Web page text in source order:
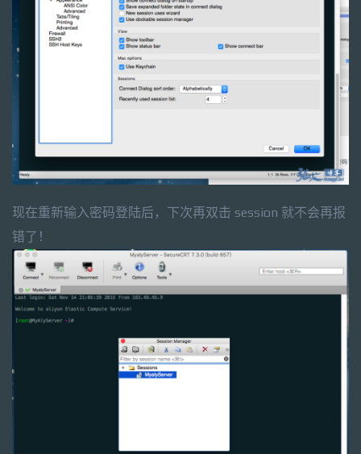
现在重新输入密码登陆后，下次再双击 session 就不会再报
错了！